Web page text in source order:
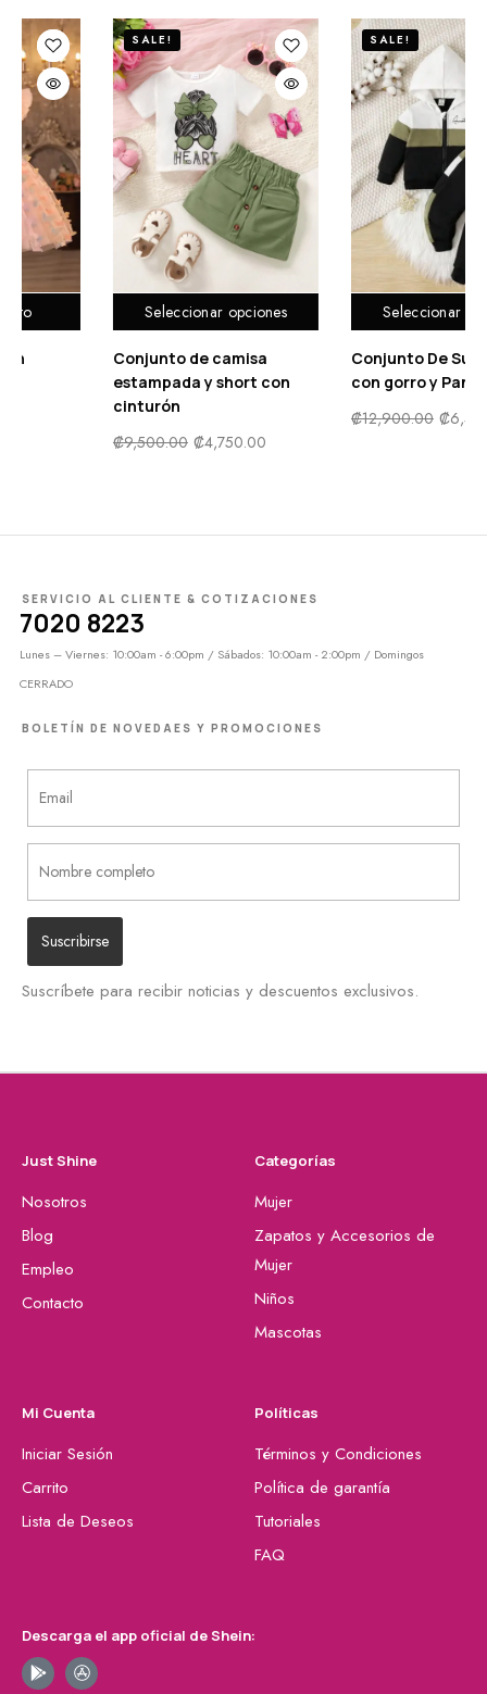
Seleccionar opciones
SALE!
Conjunto De Sudadera
con gorro y Pantalón
12,900.00 ₡
Seleccionar
SALE!
Traje de baño de una
pieza con falda y
estampado floral
SERVICIO AL CLIENTE & COTIZACIONES
7020 8223
Lunes – Viernes: 10:00am - 6:00pm / Sábados: 10:00am - 2:00pm / Domingos
CERRADO
BOLETÍN DE NOVEDAES Y PROMOCIONES
Suscríbete para recibir noticias y descuentos exclusivos.
Just Shine
Nosotros
Blog
Empleo
Contacto
Categorías
Mujer
Zapatos y Accesorios de
Mujer
Niños
Mascotas
Mi Cuenta
Iniciar Sesión
Carrito
Lista de Deseos
Políticas
Términos y Condiciones
Política de garantía
Tutoriales
FAQ
Descarga el app oficial de Shein: